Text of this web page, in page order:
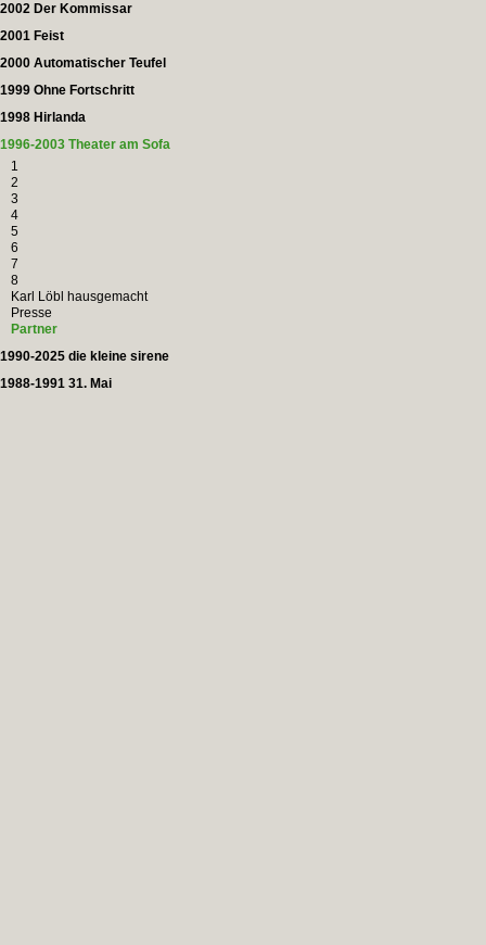
2002 Der Kommissar
2001 Feist
2000 Automatischer Teufel
1999 Ohne Fortschritt
1998 Hirlanda
1996-2003 Theater am Sofa
1
2
3
4
5
6
7
8
Karl Löbl hausgemacht
Presse
Partner
1990-2025 die kleine sirene
1988-1991 31. Mai